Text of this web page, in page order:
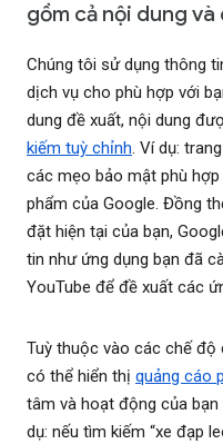
gồm cả nội dung và
Chúng tôi sử dụng thông
dịch vụ cho phù hợp với
dung đề xuất, nội dung
kiếm tuỳ chỉnh. Ví dụ: trang
các mẹo bảo mật phù
phẩm của Google. Đồng
đặt hiện tại của bạn,
tin như ứng dụng bạn đã
YouTube để đề xuất các
Tuỳ thuộc vào các chế độ
có thể hiển thị quảng cáo
tâm và hoạt động của
dụ: nếu tìm kiếm “xe đạp